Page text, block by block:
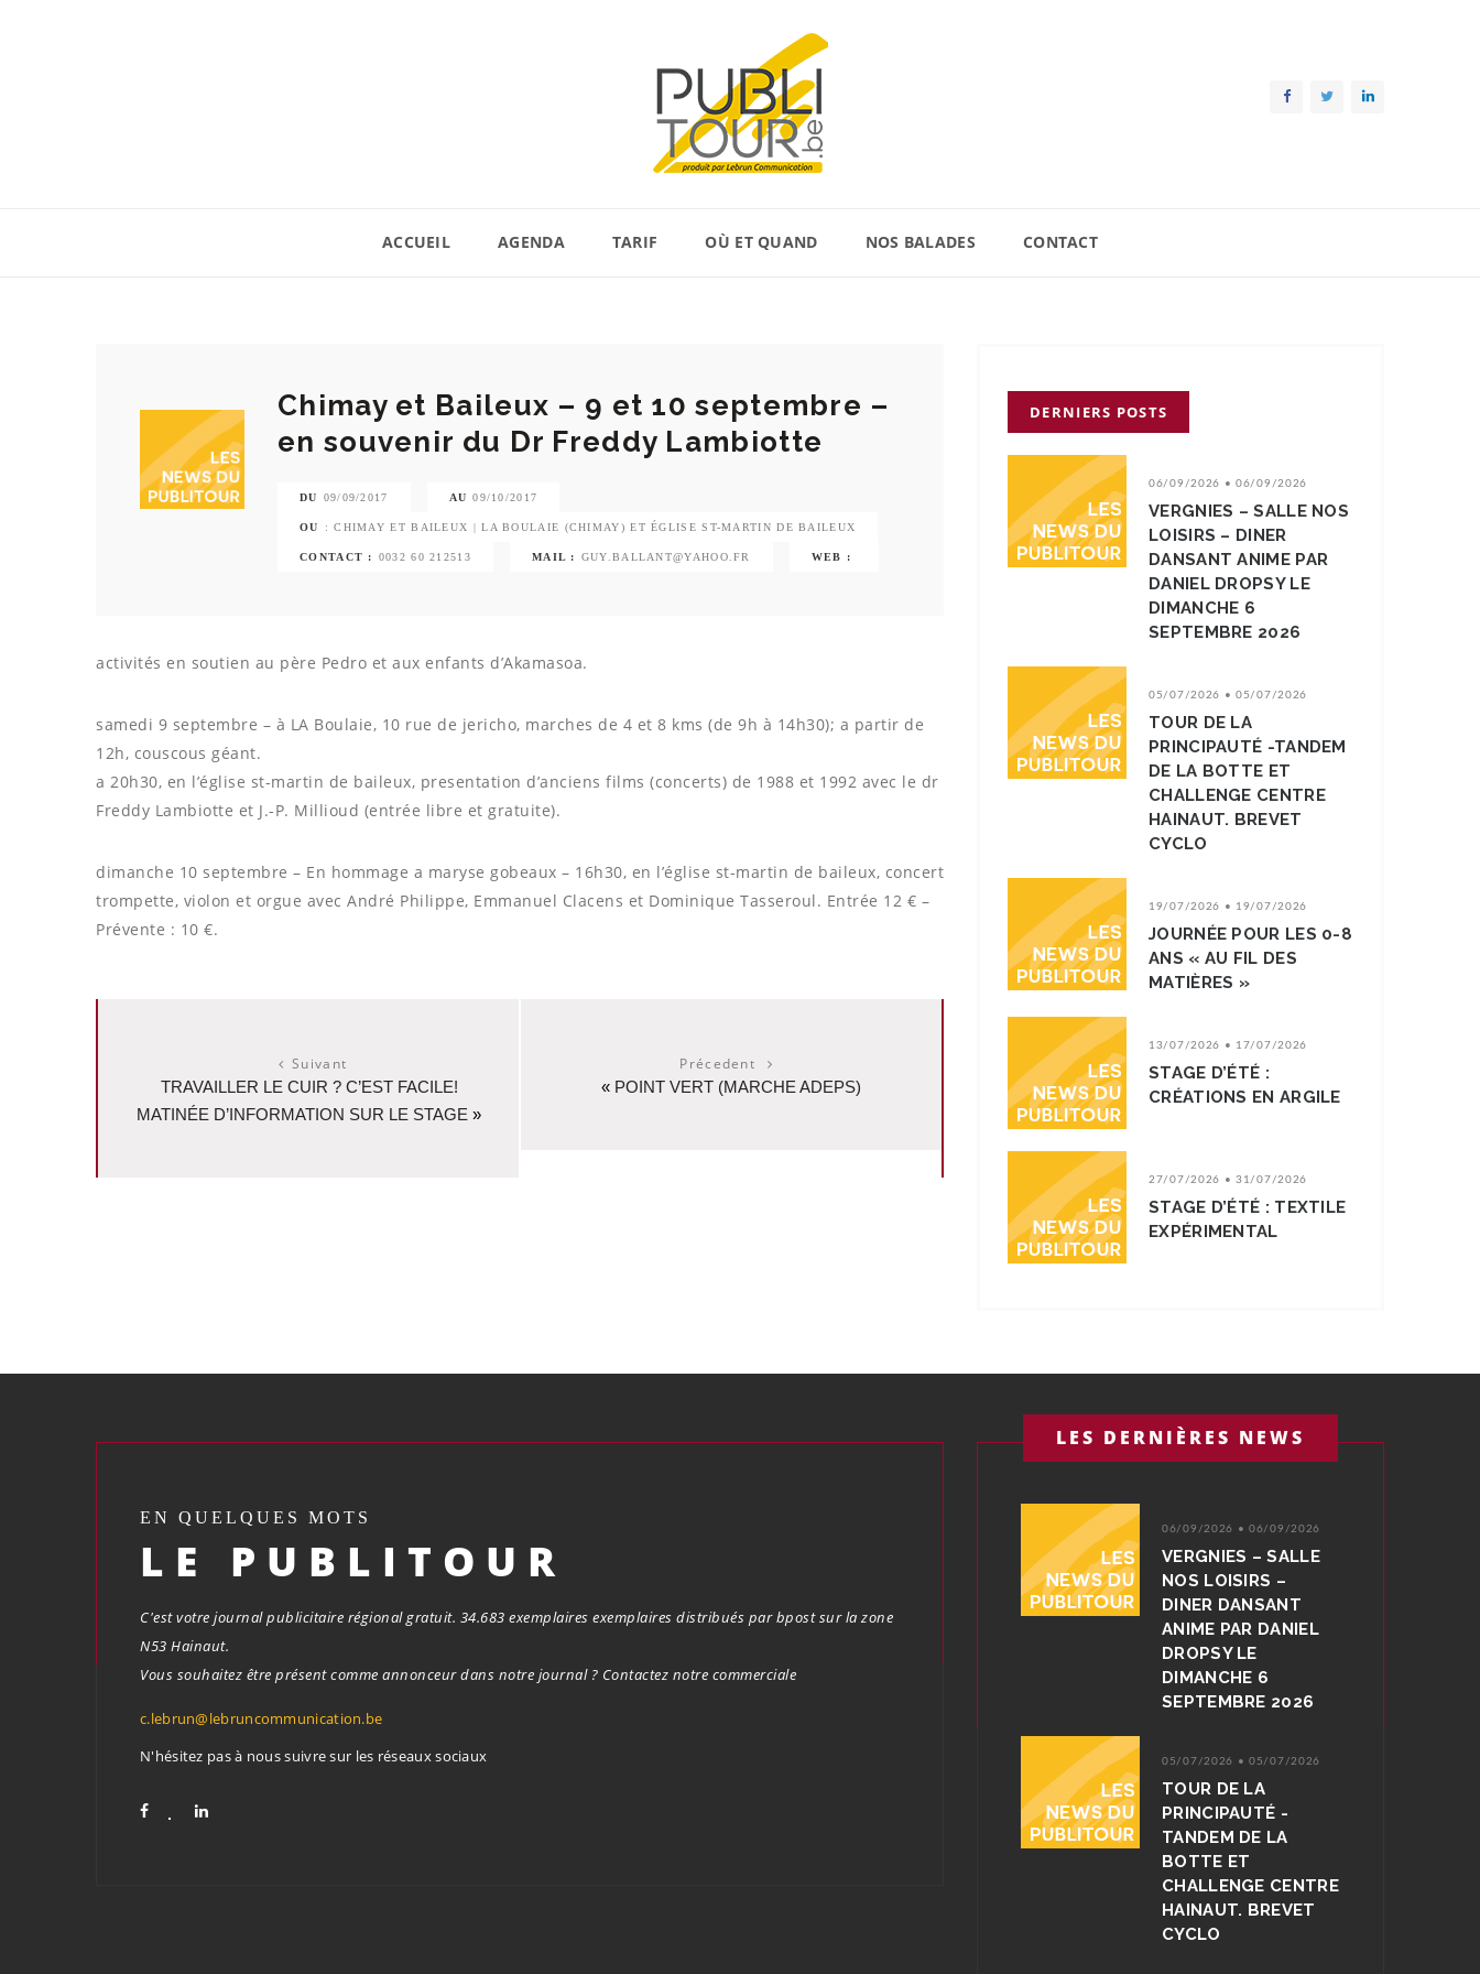
ACCUEIL AGENDA TARIF OÙ ET QUAND NOS BALADES CONTACT
Chimay et Baileux – 9 et 10 septembre –
en souvenir du Dr Freddy Lambiotte
DU 09/09/2017 AU 09/10/2017
OU : CHIMAY ET BAILEUX | LA BOULAIE (CHIMAY) ET ÉGLISE ST-MARTIN DE BAILEUX
CONTACT : 0032 60 212513 MAIL : GUY.BALLANT@YAHOO.FR WEB :
activités en soutien au père Pedro et aux enfants d’Akamasoa.
samedi 9 septembre – à LA Boulaie, 10 rue de jericho, marches de 4 et 8 kms (de 9h à 14h30); a partir de
12h, couscous géant.
a 20h30, en l’église st-martin de baileux, presentation d’anciens films (concerts) de 1988 et 1992 avec le dr
Freddy Lambiotte et J.-P. Millioud (entrée libre et gratuite).
dimanche 10 septembre – En hommage a maryse gobeaux – 16h30, en l’église st-martin de baileux, concert
trompette, violon et orgue avec André Philippe, Emmanuel Clacens et Dominique Tasseroul. Entrée 12 € –
Prévente : 10 €.
Suivant
TRAVAILLER LE CUIR ? C’EST FACILE!
MATINÉE D’INFORMATION SUR LE STAGE »
Précedent
« POINT VERT (MARCHE ADEPS)
DERNIERS POSTS
06/09/2026 • 06/09/2026
VERGNIES – SALLE NOS
LOISIRS – DINER
DANSANT ANIME PAR
DANIEL DROPSY LE
DIMANCHE 6
SEPTEMBRE 2026
05/07/2026 • 05/07/2026
TOUR DE LA
PRINCIPAUTÉ -TANDEM
DE LA BOTTE ET
CHALLENGE CENTRE
HAINAUT. BREVET
CYCLO
19/07/2026 • 19/07/2026
JOURNÉE POUR LES 0-8
ANS « AU FIL DES
MATIÈRES »
13/07/2026 • 17/07/2026
STAGE D’ÉTÉ :
CRÉATIONS EN ARGILE
27/07/2026 • 31/07/2026
STAGE D’ÉTÉ : TEXTILE
EXPÉRIMENTAL
EN QUELQUES MOTS
LE PUBLITOUR
C'est votre journal publicitaire régional gratuit. 34.683 exemplaires exemplaires distribués par bpost sur la zone
N53 Hainaut.
Vous souhaitez être présent comme annonceur dans notre journal ? Contactez notre commerciale
c.lebrun@lebruncommunication.be
N'hésitez pas à nous suivre sur les réseaux sociaux
LES DERNIÈRES NEWS
06/09/2026 • 06/09/2026
VERGNIES – SALLE
NOS LOISIRS –
DINER DANSANT
ANIME PAR DANIEL
DROPSY LE
DIMANCHE 6
SEPTEMBRE 2026
05/07/2026 • 05/07/2026
TOUR DE LA
PRINCIPAUTÉ -
TANDEM DE LA
BOTTE ET
CHALLENGE CENTRE
HAINAUT. BREVET
CYCLO